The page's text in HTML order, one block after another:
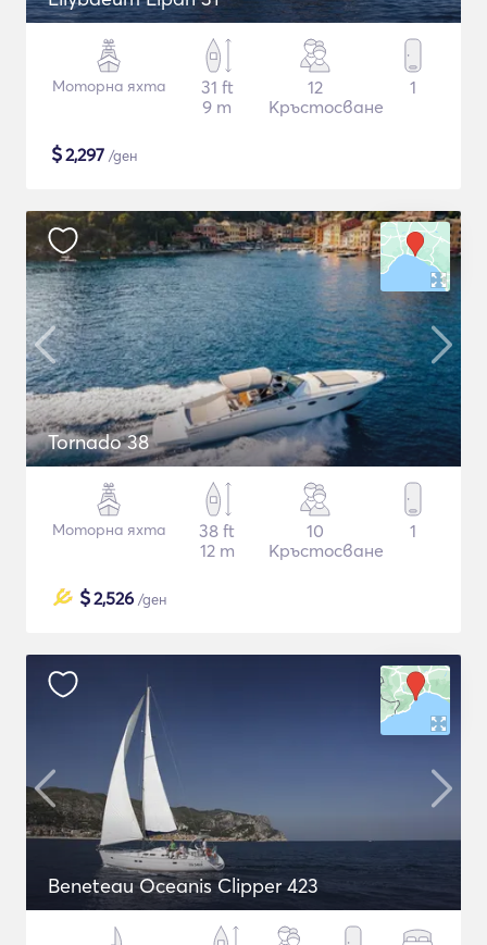
Моторна яхта
31 ft
9 m
12
Кръстосване
1
$2,297 /ден
Tornado 38
Моторна яхта
38 ft
12 m
10
Кръстосване
1
$2,526 /ден
Beneteau Oceanis Clipper 423